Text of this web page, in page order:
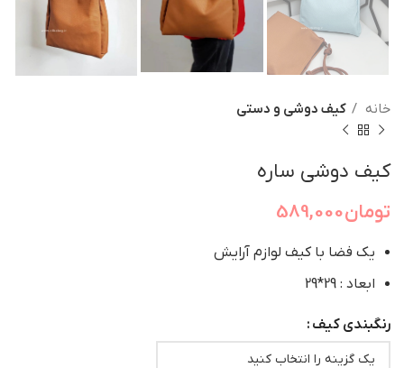
خانه کیف دوشی و دستی
کیف دوشی ساره
تومان
یک فضا با کیف لوازم آرایش
ابعاد : 29*29
رنگبندی کیف